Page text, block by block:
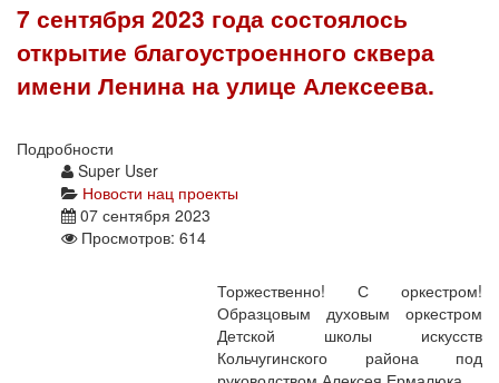
7 сентября 2023 года состоялось
открытие благоустроенного сквера
имени Ленина на улице Алексеева.
Подробности
Super User
Новости нац проекты
07 сентября 2023
Просмотров: 614
Торжественно! С оркестром!
Образцовым духовым оркестром
Детской школы искусств
Кольчугинского района под